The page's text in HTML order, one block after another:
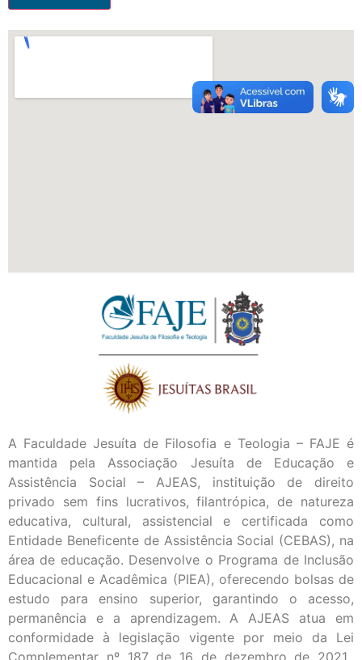
A Faculdade Jesuíta de Filosofia e Teologia – FAJE é
mantida pela Associação Jesuíta de Educação e
Assistência Social – AJEAS, instituição de direito
privado sem fins lucrativos, filantrópica, de natureza
educativa, cultural, assistencial e certificada como
Entidade Beneficente de Assistência Social (CEBAS), na
área de educação. Desenvolve o Programa de Inclusão
Educacional e Acadêmica (PIEA), oferecendo bolsas de
estudo para ensino superior, garantindo o acesso,
permanência e a aprendizagem. A AJEAS atua em
conformidade à legislação vigente por meio da Lei